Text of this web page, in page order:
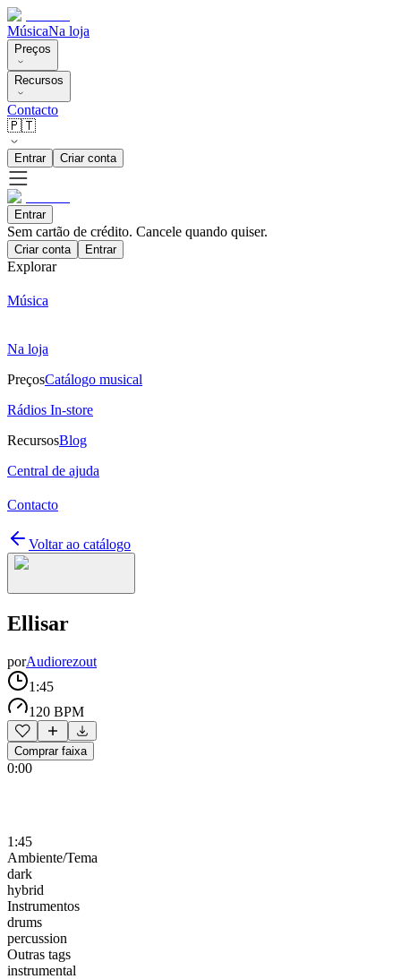
MúsicaNa loja
Preços
Recursos
Contacto
🇵🇹
Entrar Criar conta
Entrar
Sem cartão de crédito. Cancele quando quiser.
Criar conta Entrar
Explorar
Música
Na loja
PreçosCatálogo musical
Rádios In-store
RecursosBlog
Central de ajuda
Contacto
Voltar ao catálogo
Ellisar
porAudiorezout
1:45
120 BPM
Comprar faixa
0:00
1:45
Ambiente/Tema
dark
hybrid
Instrumentos
drums
percussion
Outras tags
instrumental